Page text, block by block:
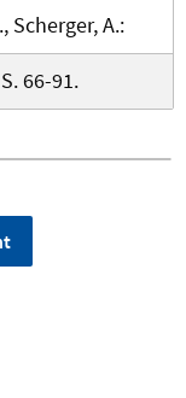
Scherger, A.:
66-91.